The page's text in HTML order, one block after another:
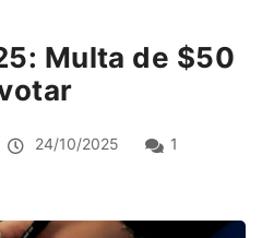
Multa de $50
24/10/2025
1